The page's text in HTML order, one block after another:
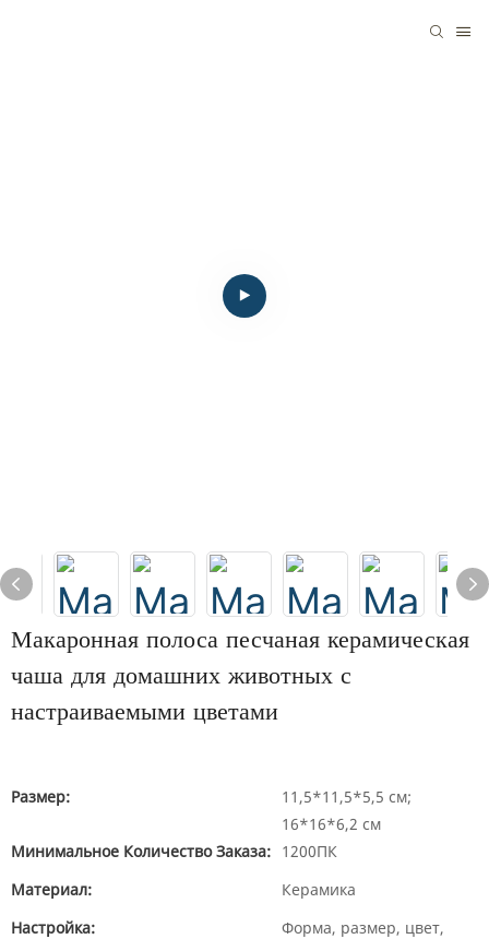
Макаронная полоса песчаная керамическая
чаша для домашних животных с
настраиваемыми цветами
Размер:
11,5*11,5*5,5 см;
16*16*6,2 см
Минимальное Количество Заказа: 1200ПК
Материал:
Керамика
Настройка:
Форма, размер, цвет,